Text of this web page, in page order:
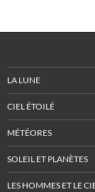
LA LUNE
CIEL ÉTOILÉ
MÉTÉORES
SOLEIL ET PLANÈTES
LES HOMMES ET LE